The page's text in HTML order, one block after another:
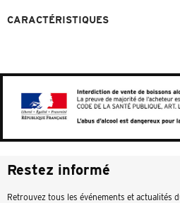
CARACTÉRISTIQUES
Restez informé
Retrouvez tous les événements et actualités